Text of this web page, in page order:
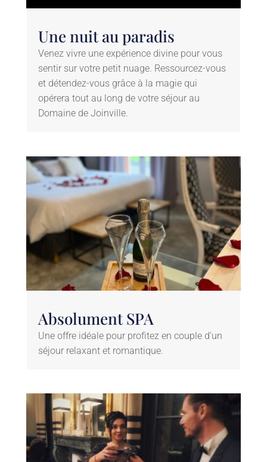
Une nuit au paradis
Venez vivre une expérience divine pour vous
sentir sur votre petit nuage. Ressourcez-vous
et détendez-vous grâce à la magie qui
opérera tout au long de votre séjour au
Domaine de Joinville.
Absolument SPA
Une offre idéale pour profitez en couple d’un
séjour relaxant et romantique.